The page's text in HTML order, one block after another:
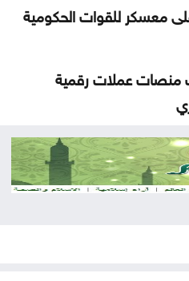
معسكر للقوات الحكومية
منصات عملات رقمية
تزيد استهلاك الكهرباء
روما حول الحدود